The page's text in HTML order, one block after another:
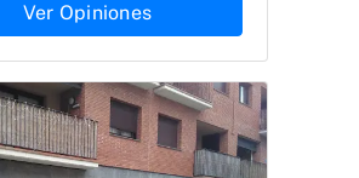
Ver Opiniones